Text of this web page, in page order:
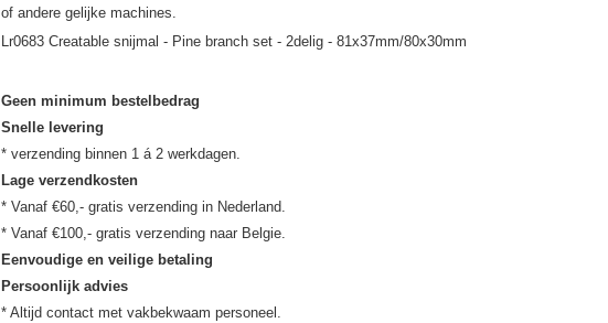
of andere gelijke machines.
Lr0683 Creatable snijmal - Pine branch set - 2delig - 81x37mm/80x30mm
Geen minimum bestelbedrag
Snelle levering
Lage verzendkosten
* Vanaf €60,- gratis verzending in Nederland.
Eenvoudige en veilige betaling
Persoonlijk advies